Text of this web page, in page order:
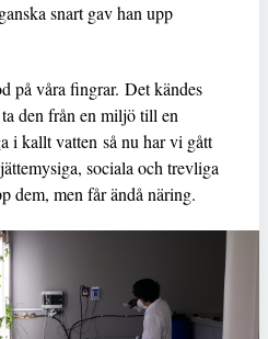
snart gav han upp
på våra fingrar. Det kändes
den från en miljö till en
i kallt vatten så nu har vi gått
sociala och trevliga
dem, men får ändå näring.